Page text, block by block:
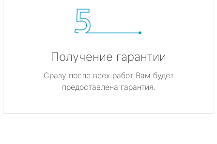
Получение гарантии
Сразу после всех работ Вам будет
предоставлена гарантия.